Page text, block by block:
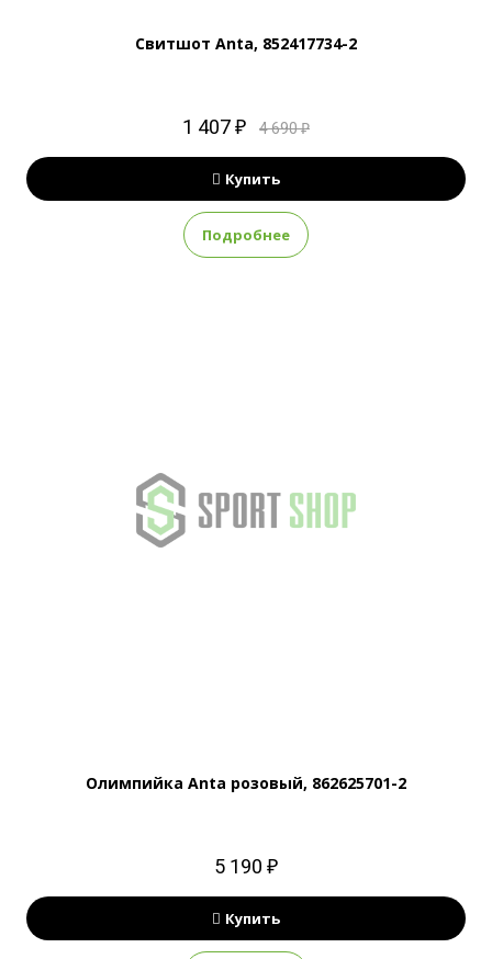
Свитшот Anta, 852417734-2
1 407 ₽ 4 690 ₽
Купить
Подробнее
Олимпийка Anta розовый, 862625701-2
5 190 ₽
Купить